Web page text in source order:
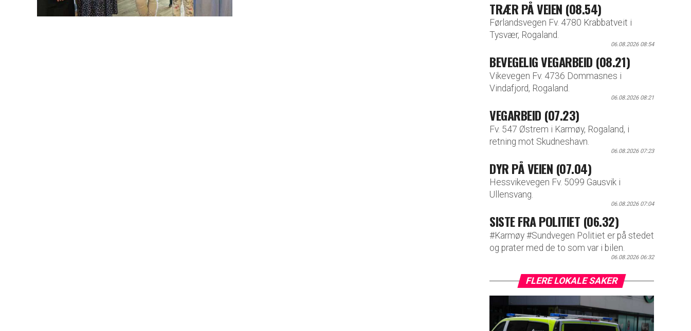
TRÆR PÅ VEIEN (08.54)
Førlandsvegen Fv. 4780 Krabbatveit i
Tysvær, Rogaland.
06.08.2026 08:54
BEVEGELIG VEGARBEID (08.21)
Vikevegen Fv. 4736 Dommasnes i
Vindafjord, Rogaland.
06.08.2026 08:21
VEGARBEID (07.23)
Fv. 547 Østrem i Karmøy, Rogaland, i
retning mot Skudneshavn.
06.08.2026 07:23
DYR PÅ VEIEN (07.04)
Hessvikevegen Fv. 5099 Gausvik i
Ullensvang.
06.08.2026 07:04
SISTE FRA POLITIET (06.32)
#Karmøy #Sundvegen Politiet er på stedet
og prater med de to som var i bilen.
06.08.2026 06:32
FLERE LOKALE SAKER